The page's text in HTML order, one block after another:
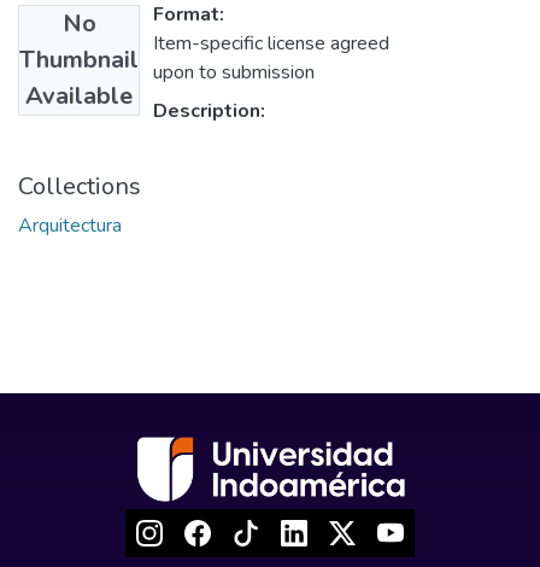
No
Thumbnail
Available
Format:
Item-specific license agreed
upon to submission
Description:
Collections
Arquitectura